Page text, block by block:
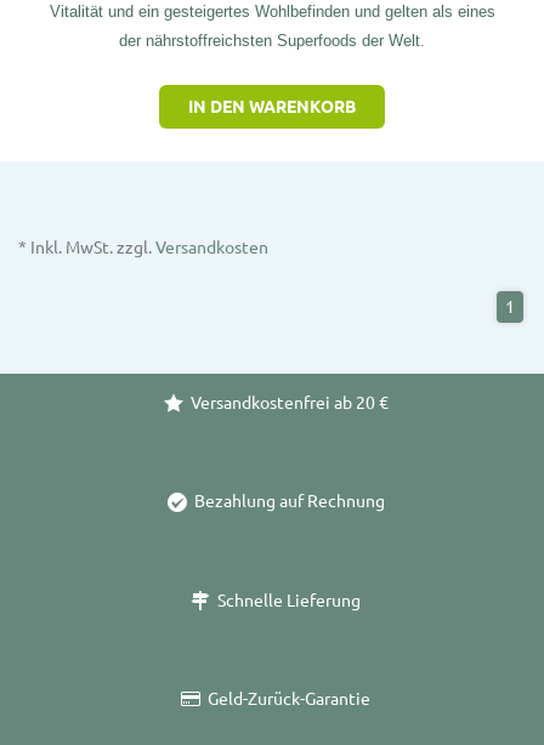
Vitalität und ein gesteigertes Wohlbefinden und gelten als eines
der nährstoffreichsten Superfoods der Welt.
IN DEN WARENKORB
* Inkl. MwSt. zzgl.Versandkosten
1
Versandkostenfrei ab 20 €
Bezahlung auf Rechnung
Schnelle Lieferung
Geld-Zurück-Garantie